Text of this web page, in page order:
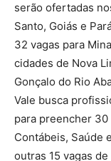
serão ofertadas
Santo, Goiás e
32 vagas para
cidades de Nova
Gonçalo do Rio
Vale busca
para preencher 30
Contábeis, Saúde
outras 15 vagas de